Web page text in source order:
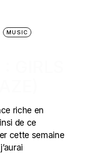
MUSIC
riche en
de ce
cette semaine